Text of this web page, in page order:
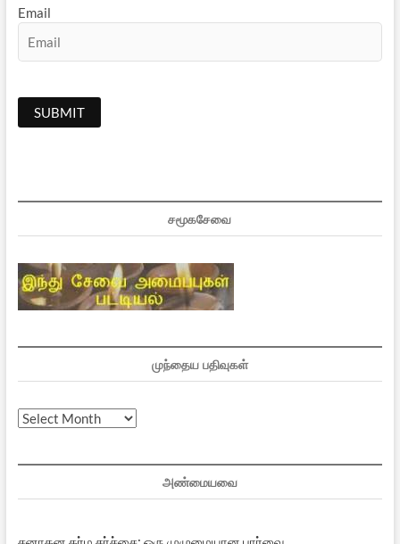
Email
சமூகசேவை
முந்தைய பதிவுகள்
முந்தைய
அண்மையவை